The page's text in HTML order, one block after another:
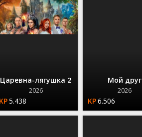
Царевна-лягушка 2
2026
5.438
Мой друг
2026
6.506